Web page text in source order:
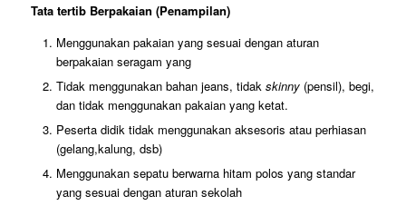
Tata tertib Berpakaian (Penampilan)
Menggunakan pakaian yang sesuai dengan aturan
berpakaian seragam yang
Tidak menggunakan bahan jeans, tidak skinny (pensil), begi,
dan tidak menggunakan pakaian yang ketat.
Peserta didik tidak menggunakan aksesoris atau perhiasan
(gelang,kalung, dsb)
Menggunakan sepatu berwarna hitam polos yang standar
yang sesuai dengan aturan sekolah